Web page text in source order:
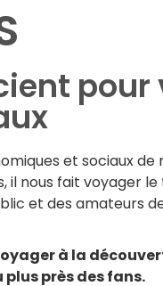
et sociaux
nous fait voyager le
et des amateurs
à la
près des fans.